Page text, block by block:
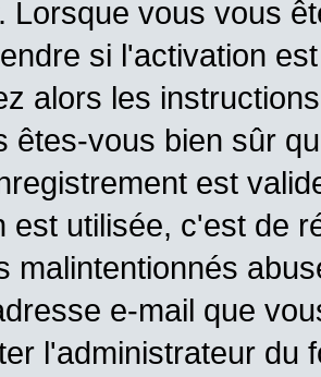
Lorsque vous vous
si l'activation
alors les
êtes-vous bien sûr
est
est utilisée, c'est de
malintentionnés
e-mail que
l'administrateur du